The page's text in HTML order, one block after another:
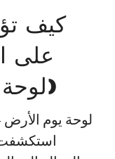
كيف
على
(لوحة
استكشفت